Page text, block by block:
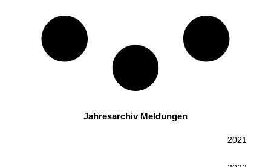
Jahresarchiv Meldungen
2021